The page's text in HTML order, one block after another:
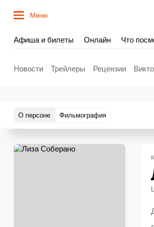
Меню
Афиша и билеты Онлайн Что
Новости Трейлеры Рецензии
О персоне Фильмография